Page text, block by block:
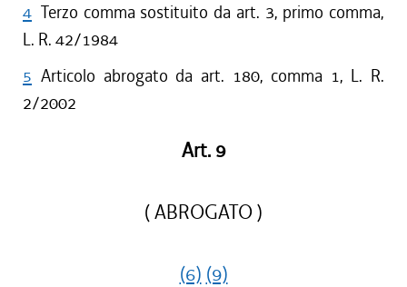
4 Terzo comma sostituito da art. 3, primo comma,
L. R. 42/1984
5 Articolo abrogato da art. 180, comma 1, L. R.
2/2002
Art. 9
( ABROGATO )
(6) (9)